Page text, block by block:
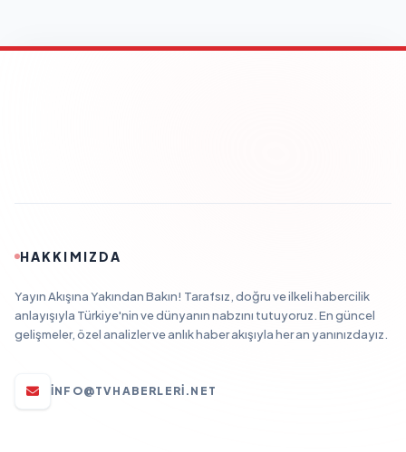
HAKKIMIZDA
Yayın Akışına Yakından Bakın! Tarafsız, doğru ve ilkeli habercilik
anlayışıyla Türkiye'nin ve dünyanın nabzını tutuyoruz. En güncel
gelişmeler, özel analizler ve anlık haber akışıyla her an yanınızdayız.
INFO@TVHABERLERI.NET